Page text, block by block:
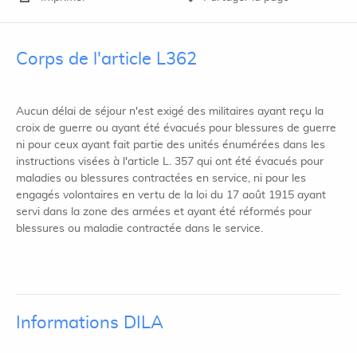
Corps de l'article L362
Aucun délai de séjour n'est exigé des militaires ayant reçu la
croix de guerre ou ayant été évacués pour blessures de guerre
ni pour ceux ayant fait partie des unités énumérées dans les
instructions visées à l'article L. 357 qui ont été évacués pour
maladies ou blessures contractées en service, ni pour les
engagés volontaires en vertu de la loi du 17 août 1915 ayant
servi dans la zone des armées et ayant été réformés pour
blessures ou maladie contractée dans le service.
Informations DILA